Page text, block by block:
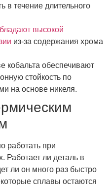
в течение длительного
высокой
из-за содержания хрома
кобальта обеспечивают
стойкость по
на основе никеля.
работать при
Работает ли деталь в
ли он много раз быстро
сплавы остаются